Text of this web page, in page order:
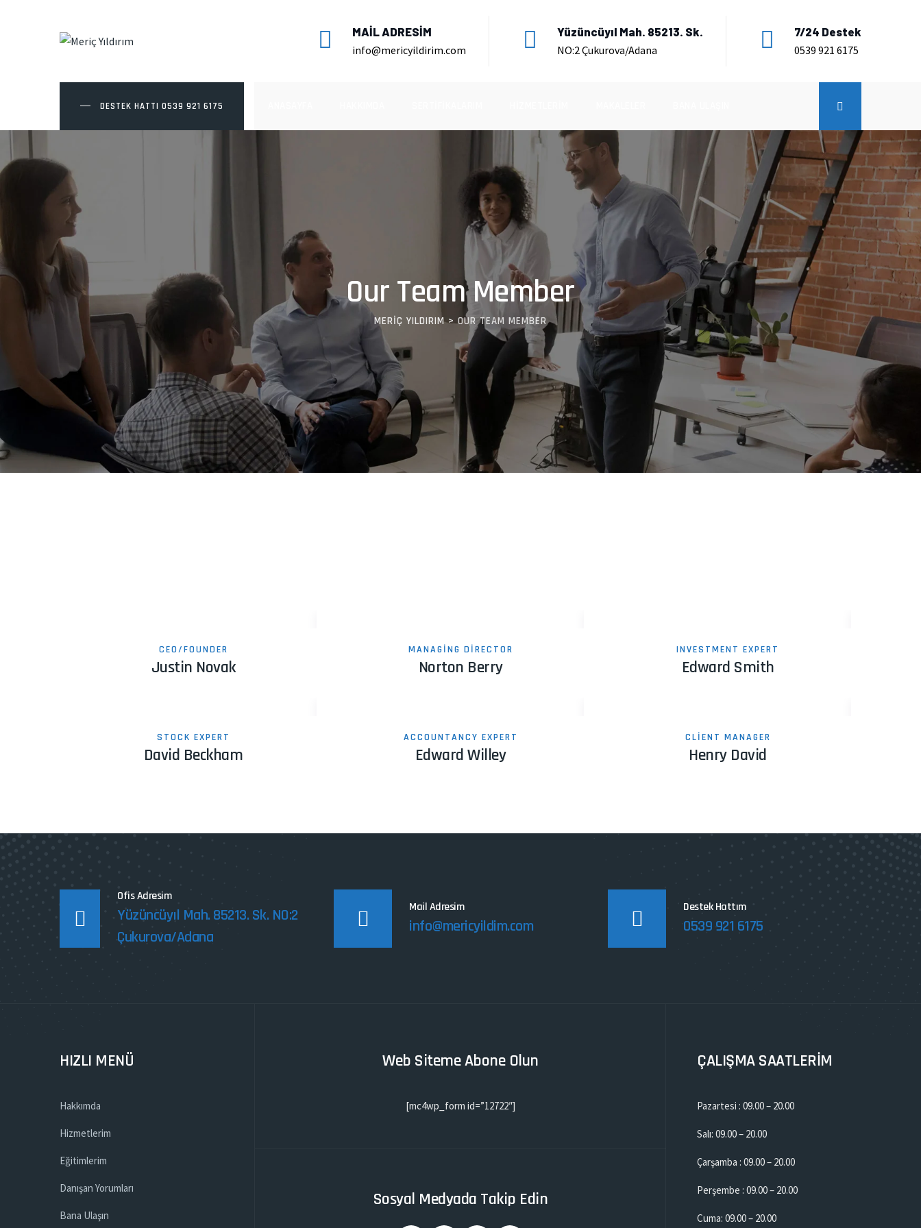
MAİL ADRESİM
info@mericyildirim.com
Yüzüncüyıl Mah. 85213. Sk.
NO:2 Çukurova/Adana
7/24 Destek
0539 921 6175
DESTEK HATTI 0539 921 6175
Our Team Member
MERIÇ YILDIRIM>OUR TEAM MEMBER
CEO/FOUNDER
Justin Novak
MANAGING DIRECTOR
Norton Berry
INVESTMENT EXPERT
Edward Smith
STOCK EXPERT
David Beckham
ACCOUNTANCY EXPERT
Edward Willey
CLIENT MANAGER
Henry David
Ofis Adresim
Yüzüncüyıl Mah. 85213. Sk. NO:2
Çukurova/Adana
Mail Adresim
info@mericyildim.com
Destek Hattım
0539 921 6175
HIZLI MENÜ
Hakkımda
Hizmetlerim
Eğitimlerim
Danışan Yorumları
Bana Ulaşın
Web Siteme Abone Olun
[mc4wp_form id=”12722″]
Sosyal Medyada Takip Edin
ÇALIŞMA SAATLERİM
Pazartesi : 09.00 – 20.00
Salı: 09.00 – 20.00
Çarşamba : 09.00 – 20.00
Perşembe : 09.00 – 20.00
Cuma: 09.00 – 20.00